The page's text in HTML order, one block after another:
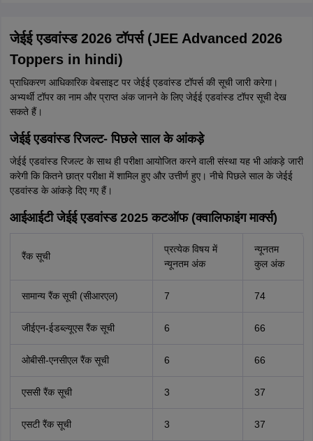
जेईई एडवांस्ड 2026 टॉपर्स (JEE Advanced 2026
Toppers in hindi)
प्राधिकरण आधिकारिक वेबसाइट पर जेईई एडवांस्ड टॉपर्स की सूची जारी करेगा।
अभ्यर्थी टॉपर का नाम और प्राप्त अंक जानने के लिए जेईई एडवांस्ड टॉपर सूची देख
सकते हैं।
जेईई एडवांस्ड रिजल्ट- पिछले साल के आंकड़े
जेईई एडवांस्ड रिजल्ट के साथ ही परीक्षा आयोजित करने वाली संस्था यह भी आंकड़े जारी
करेगी कि कितने छात्र परीक्षा में शामिल हुए और उत्तीर्ण हुए। नीचे पिछले साल के जेईई
एडवांस्ड के आंकड़े दिए गए हैं।
आईआईटी जेईई एडवांस्ड 2025 कटऑफ (क्वालिफाइंग मार्क्स)
रैंक सूची
प्रत्येक विषय में
न्यूनतम अंक
न्यूनतम
कुल अंक
सामान्य रैंक सूची (सीआरएल) 7 74
जीईएन-ईडब्ल्यूएस रैंक सूची 6 66
ओबीसी-एनसीएल रैंक सूची 6 66
एससी रैंक सूची 3 37
एसटी रैंक सूची 3 37